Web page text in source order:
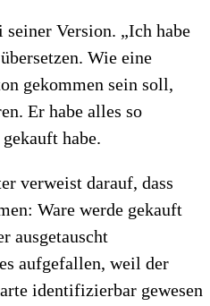
Version. „Ich habe
Wie eine
gekommen sein soll,
Er habe alles so
habe.
verweist darauf, dass
Ware werde gekauft
ausgetauscht
aufgefallen, weil der
identifizierbar gewesen